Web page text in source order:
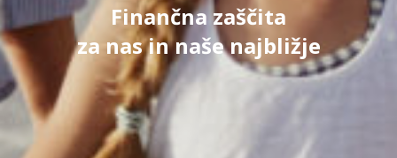
Finančna zaščita
za nas in naše najbližje